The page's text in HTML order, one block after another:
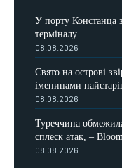
У порту Констанца
терміналу
08.08.2026
Свято на острові
іменинами
08.08.2026
Туреччина
сплеск атак, –
08.08.2026